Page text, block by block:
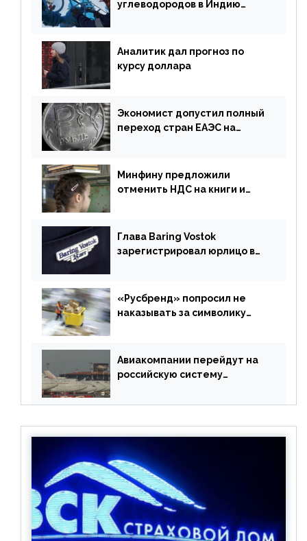
углеводородов в Индию
Аналитик дал прогноз по
курсу доллара
Экономист допустил полный
переход стран ЕАЭС на
Минфину предложили
отменить НДС на книги и
Глава Baring Vostok
зарегистрировал юрлицо в
«Русбренд» попросил не
наказывать за символику
Авиакомпании перейдут на
российскую систему